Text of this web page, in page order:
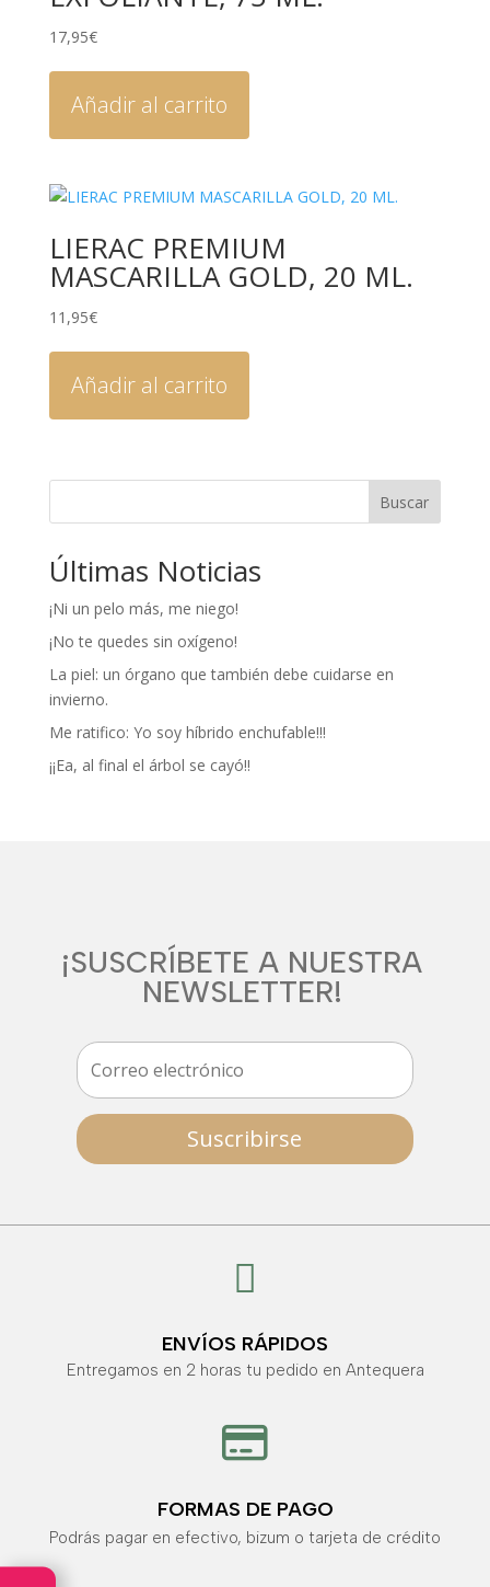
17,95€
Añadir al carrito
LIERAC PREMIUM
MASCARILLA GOLD, 20 ML.
11,95€
Añadir al carrito
Buscar
Últimas Noticias
¡Ni un pelo más, me niego!
¡No te quedes sin oxígeno!
La piel: un órgano que también debe cuidarse en
invierno.
Me ratifico: Yo soy híbrido enchufable!!!
¡¡Ea, al final el árbol se cayó!!
¡SUSCRÍBETE A NUESTRA
NEWSLETTER!
Suscribirse

ENVÍOS RÁPIDOS
Entregamos en 2 horas tu pedido en Antequera

FORMAS DE PAGO
Podrás pagar en efectivo, bizum o tarjeta de crédito